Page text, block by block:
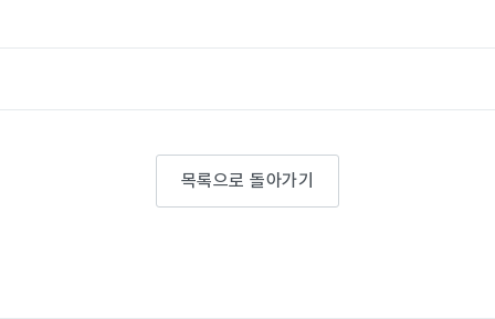
목록으로 돌아가기